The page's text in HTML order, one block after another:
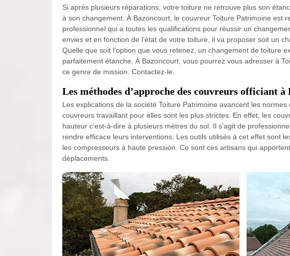
Si après plusieurs réparations, votre toiture ne retrouve plus son
à son changement. À Bazoncourt, le couvreur Toiture Patrimoine est
professionnel qui a toutes les qualifications pour réussir un
envies et en fonction de l’état de votre toiture, il va proposer soit un
Quelle que soit l’option que vous retenez, un changement de toiture
parfaitement étanche. À Bazoncourt, vous pourrez vous adresser à
ce genre de mission. Contactez-le.
Les méthodes d’approche des couvreurs officiant à
Les explications de la société Toiture Patrimoine avancent les normes
couvreurs travaillant pour elles sont les plus strictes. En effet, les
hauteur c’est-à-dire à plusieurs mètres du sol. Il s’agit de
rendre efficace leurs interventions. Les outils utilisés à cet effet sont
les compresseurs à haute pression. Ce sont ces artisans qui
déplacements.